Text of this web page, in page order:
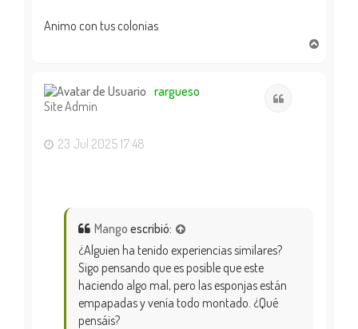
Animo con tus colonias
rargueso
Site Admin
23 Jul 2025 17:48
Mango escribió:
¿Alguien ha tenido experiencias similares?
Sigo pensando que es posible que este
haciendo algo mal, pero las esponjas están
empapadas y venía todo montado. ¿Qué
pensáis?